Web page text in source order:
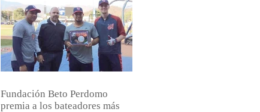
Fundación Beto Perdomo
premia a los bateadores más